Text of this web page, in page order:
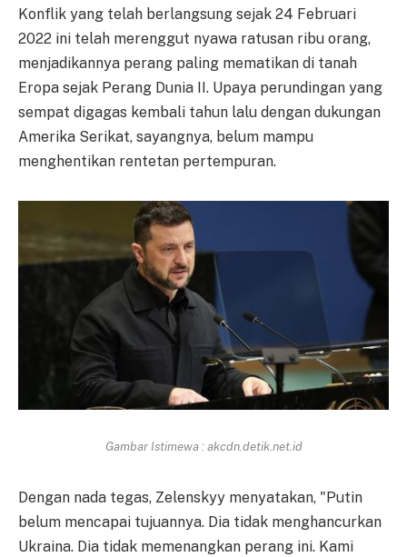
Konflik yang telah berlangsung sejak 24 Februari
2022 ini telah merenggut nyawa ratusan ribu orang,
menjadikannya perang paling mematikan di tanah
Eropa sejak Perang Dunia II. Upaya perundingan yang
sempat digagas kembali tahun lalu dengan dukungan
Amerika Serikat, sayangnya, belum mampu
menghentikan rentetan pertempuran.
Gambar Istimewa : akcdn.detik.net.id
Dengan nada tegas, Zelenskyy menyatakan, "Putin
belum mencapai tujuannya. Dia tidak menghancurkan
Ukraina. Dia tidak memenangkan perang ini. Kami